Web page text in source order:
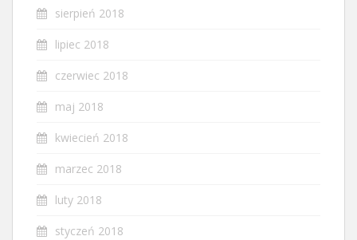
sierpień 2018
lipiec 2018
czerwiec 2018
maj 2018
kwiecień 2018
marzec 2018
luty 2018
styczeń 2018